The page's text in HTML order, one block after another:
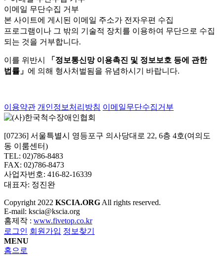
이메일 무단수집 거부
본 사이트에 게시된 이메일 주소가 전자우편 수집
프로그램이나 그 밖의 기술적 장치를 이용하여 무단으로 수집
되는 것을 거부합니다.
이를 위반시
「정보통신망 이용촉진 및 정보보호 등에 관한
법률」 에 의해 형사처벌됨을 유념하시기 바랍니다.
이용약관 개인정보처리방침 이메일무단수집거부
[07236] 서울특별시 영등포구 의사당대로 22, 6층 4호(여의도
동 이룸센터)
TEL: 02)786-8483
FAX: 02)786-8473
사업자번호: 416-82-16339
대표자: 정진완
Copyright 2022 KSCIA.ORG All rights reserved.
E-mail: kscia@kscia.org
홈제작 : www.fivetop.co.kr
로그인 회원가입 정보찾기
MENU
홈으로